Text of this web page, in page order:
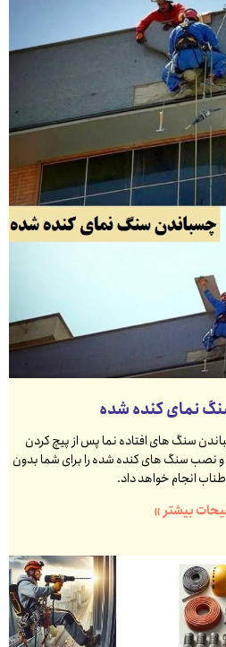
نمای کنده شده
سنگ های افتاده نما پس از پیچ کردن
سنگ های کنده شده را برای شما بدون
انجام خواهد داد.
بیشتر »